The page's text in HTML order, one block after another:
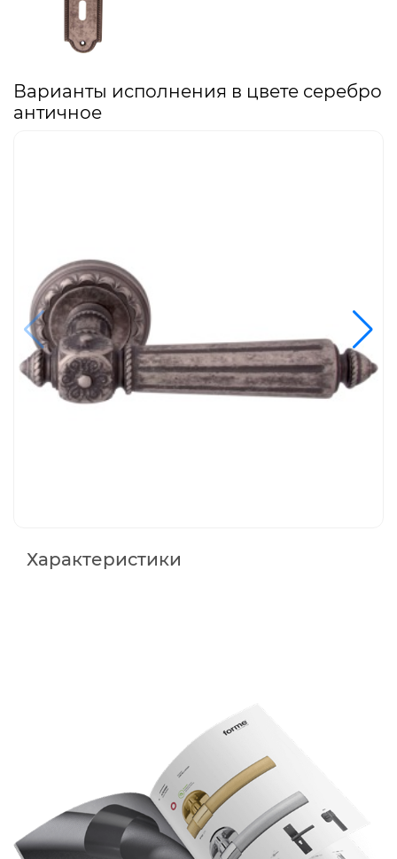
Варианты исполнения в цвете серебро
античное
Характеристики